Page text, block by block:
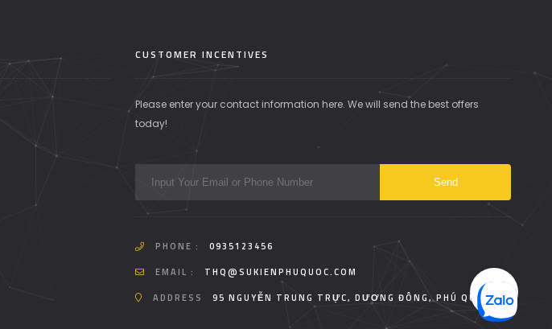
CUSTOMER INCENTIVES
Please enter your contact information here. We will send the best offers
today!
PHONE :
0935123456
EMAIL :
THQ@SUKIENPHUQUOC.COM
ADDRESS
95 NGUYỄN TRUNG TRỰC, DƯƠNG ĐÔNG, PHÚ QUỐC.